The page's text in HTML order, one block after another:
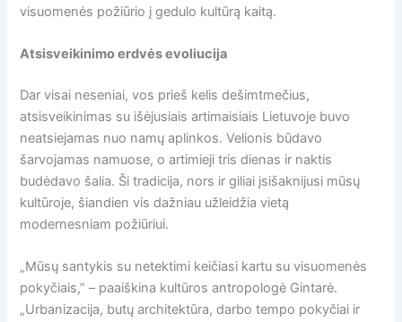
visuomenės požiūrio į gedulo kultūrą kaitą.
Atsisveikinimo erdvės evoliucija
Dar visai neseniai, vos prieš kelis dešimtmečius,
atsisveikinimas su išėjusiais artimaisiais Lietuvoje buvo
neatsiejamas nuo namų aplinkos. Velionis būdavo
šarvojamas namuose, o artimieji tris dienas ir naktis
budėdavo šalia. Ši tradicija, nors ir giliai įsišaknijusi mūsų
kultūroje, šiandien vis dažniau užleidžia vietą
modernesniam požiūriui.
„Mūsų santykis su netektimi keičiasi kartu su visuomenės
pokyčiais,” – paaiškina kultūros antropologė Gintarė.
„Urbanizacija, butų architektūra, darbo tempo pokyčiai ir